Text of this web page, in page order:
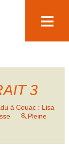
3
à Couac : Lisa
Pleine